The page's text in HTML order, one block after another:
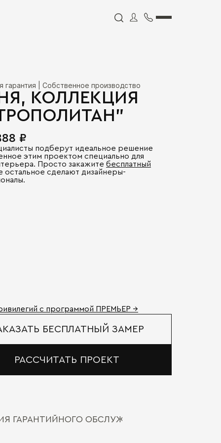
гарантия | Собственное производство
КОЛЛЕКЦИЯ
₽
подберут идеальное решение
этим проектом специально для
Просто закажите бесплатный
остальное сделают дизайнеры-
с программой ПРЕМЬЕР →
БЕСПЛАТНЫЙ ЗАМЕР
РАССЧИТАТЬ ПРОЕКТ
ГАРАНТИЙНОГО ОБСЛУЖИВАНИЯ